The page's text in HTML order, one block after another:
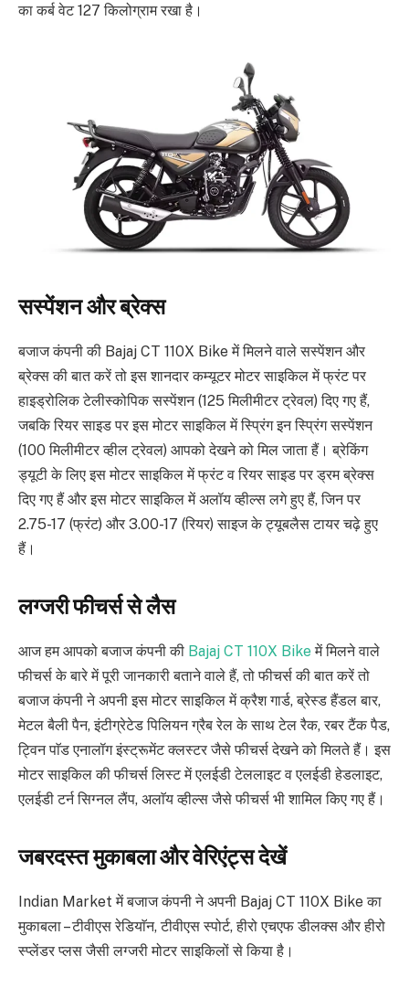
का कर्ब वेट 127 किलोग्राम रखा है।
सस्पेंशन और ब्रेक्स
बजाज कंपनी की Bajaj CT 110X Bike में मिलने वाले सस्पेंशन और
ब्रेक्स की बात करें तो इस शानदार कम्यूटर मोटर साइकिल में फ्रंट पर
हाइड्रोलिक टेलीस्कोपिक सस्पेंशन (125 मिलीमीटर ट्रेवल) दिए गए हैं,
जबकि रियर साइड पर इस मोटर साइकिल में स्प्रिंग इन स्प्रिंग सस्पेंशन
(100 मिलीमीटर व्हील ट्रेवल) आपको देखने को मिल जाता हैं। ब्रेकिंग
ड्यूटी के लिए इस मोटर साइकिल में फ्रंट व रियर साइड पर ड्रम ब्रेक्स
दिए गए हैं और इस मोटर साइकिल में अलॉय व्हील्स लगे हुए हैं, जिन पर
2.75-17 (फ्रंट) और 3.00-17 (रियर) साइज के ट्यूबलैस टायर चढ़े हुए
हैं।
लग्जरी फीचर्स से लैस
आज हम आपको बजाज कंपनी की Bajaj CT 110X Bikeमें मिलने वाले
फीचर्स के बारे में पूरी जानकारी बताने वाले हैं, तो फीचर्स की बात करें तो
बजाज कंपनी ने अपनी इस मोटर साइकिल में क्रैश गार्ड, ब्रेस्ड हैंडल बार,
मेटल बैली पैन, इंटीग्रेटेड पिलियन ग्रैब रेल के साथ टेल रैक, रबर टैंक पैड,
ट्विन पाॅड एनालॉग इंस्ट्रूमेंट क्लस्टर जैसे फीचर्स देखने को मिलते हैं। इस
मोटर साइकिल की फीचर्स लिस्ट में एलईडी टेललाइट व एलईडी हेडलाइट,
एलईडी टर्न सिग्नल लैंप, अलाॅय व्हील्स जैसे फीचर्स भी शामिल किए गए हैं।
जबरदस्त मुकाबला और वेरिएंट्स देखें
Indian Market में बजाज कंपनी ने अपनी Bajaj CT 110X Bike का
मुकाबला – टीवीएस रेडियाॅन, टीवीएस स्पोर्ट, हीरो एचएफ डीलक्स और हीरो
स्प्लेंडर प्लस जैसी लग्जरी मोटर साइकिलों से किया है।